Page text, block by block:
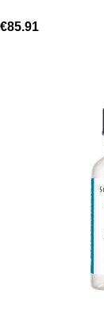
€85.91